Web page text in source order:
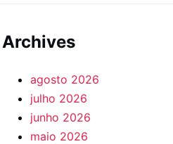
Archives
agosto 2026
julho 2026
junho 2026
maio 2026